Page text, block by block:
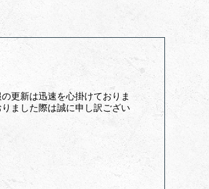
更新は迅速を心掛けておりま
ました際は誠に申し訳ござい